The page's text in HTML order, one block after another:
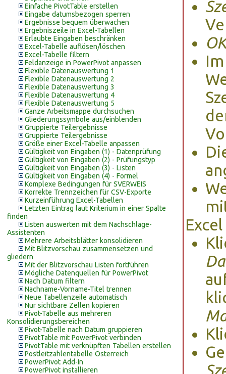
Einfache PivotTable erstellen
Eingabe datumsbezogen sperren
Ergebnisse bequem überwachen
Ergebniszeile in Excel-Tabellen
Erlaubte Eingaben beschränken
Excel-Tabelle auflösen/löschen
Excel-Tabelle filtern
Feldanzeige in PowerPivot anpassen
Flexible Datenauswertung 1
Flexible Datenauswertung 2
Flexible Datenauswertung 3
Flexible Datenauswertung 4
Flexible Datenauswertung 5
Ganze Arbeitsmappe durchsuchen
Gliederungssymbole aus/einblenden
Gruppierte Teilergebnisse
Gruppierte Teilergebnisse
Größe einer Excel-Tabelle anpassen
Gültigkeit von Eingaben (1) - Datenprüfung
Gültigkeit von Eingaben (2) - Prüfungstyp
Gültigkeit von Eingaben (3) - Listen
Gültigkeit von Eingaben (4) - Formel
Komplexe Bedingungen für SVERWEIS
Korrekte Trennzeichen für CSV-Exporte
Kurzeinführung Excel-Tabellen
Letzten Eintrag laut Kriterium in einer Spalte
finden
Listen auswerten mit dem Nachschlage-
Assistenten
Mehrere Arbeitsblätter konsolidieren
Mit Blitzvorschau zusammensetzen und
gliedern
Mit der Blitzvorschau Listen fortführen
Mögliche Datenquellen für PowerPivot
Nach Datum filtern
Nachname-Vorname-Titel trennen
Neue Tabellenzeile automatisch
Nur sichtbare Zellen kopieren
Pivot-Tabelle aus mehreren
Konsolidierungsbereichen
Pivot-Tabelle nach Datum gruppieren
PivotTable mit PowerPivot verbinden
PivotTable mit verknüpften Tabellen erstellen
Postleitzahlentabelle Österreich
PowerPivot Add-In
PowerPivot installieren
OK